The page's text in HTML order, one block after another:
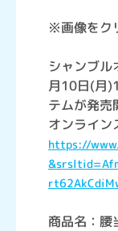
※画像をク
シャンブ
月10日(月
テムが発売
オンライ
https://
商品名：腰